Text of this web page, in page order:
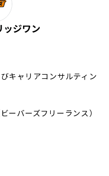
ッジワン
キャリアコンサルティン
ーバーズフリーランス）